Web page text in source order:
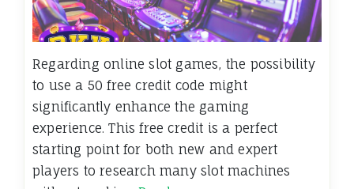
Regarding online slot games, the possibility
to use a 50 free credit code might
significantly enhance the gaming
experience. This free credit is a perfect
starting point for both new and expert
players to research many slot machines